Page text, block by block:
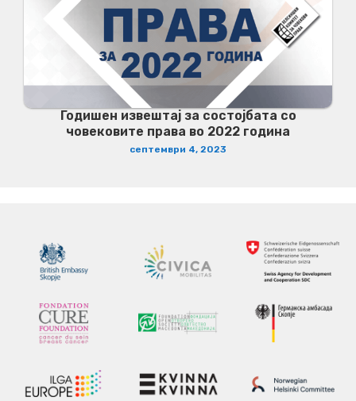
Годишен извештај за состојбата со
човековите права во 2022 година
септември 4, 2023